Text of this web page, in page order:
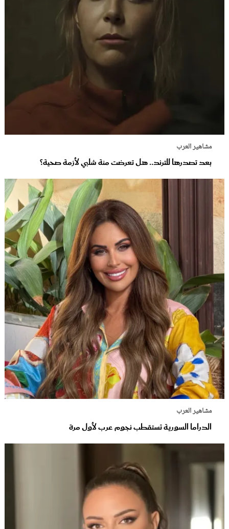
مشاهير العرب
بعد تصدرها للترند.. هل تعرضت منة شلبي لأزمة صحية؟
مشاهير العرب
الدراما السورية تستقطب نجوم عرب لأول مرة